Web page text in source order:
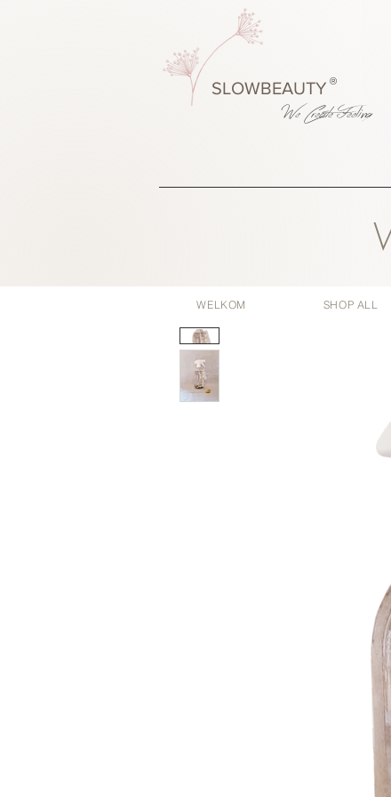
®
SLOWBEAUTY
We CreateFeeling
WELKOM SHOP ALL